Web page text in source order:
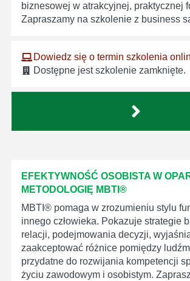
biznesowej w atrakcyjnej, praktycznej
Zapraszamy na szkolenie z business
Dowiedz się o termin szkolenia
Dostępne jest szkolenie zamknięte.
EFEKTYWNOŚĆ OSOBISTA W
METODOLOGIĘ MBTI®
MBTI® pomaga w zrozumieniu stylu
innego człowieka. Pokazuje strategie
relacji, podejmowania decyzji,
zaakceptować różnice pomiędzy
przydatne do rozwijania kompetencji
życiu zawodowym i osobistym.